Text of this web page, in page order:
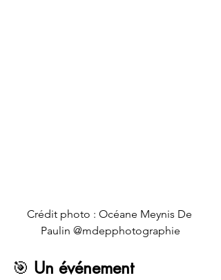
Crédit photo : Océane Meynis De
Paulin @mdepphotographie
🎯 Un événement